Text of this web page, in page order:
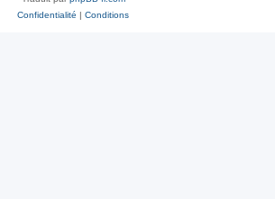
Confidentialité | Conditions